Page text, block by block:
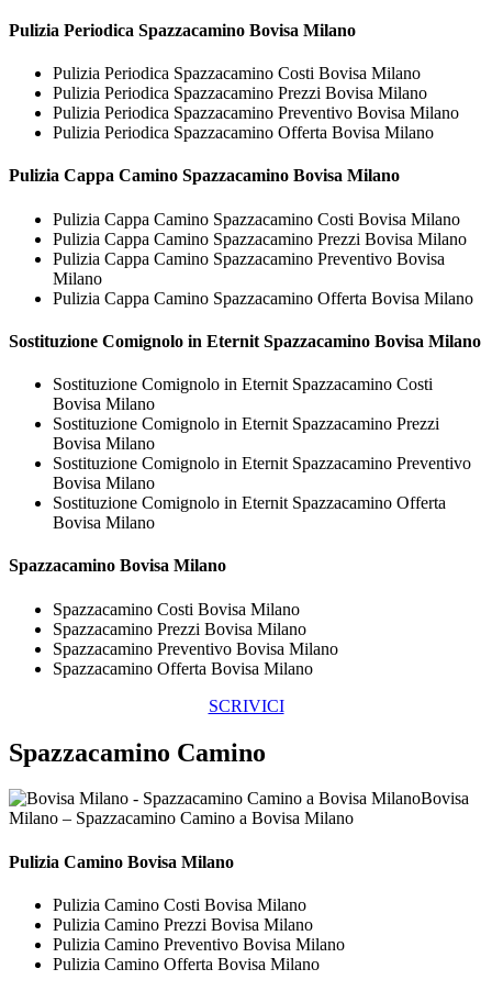
Pulizia Periodica Spazzacamino Bovisa Milano
Pulizia Periodica Spazzacamino Costi Bovisa Milano
Pulizia Periodica Spazzacamino Prezzi Bovisa Milano
Pulizia Periodica Spazzacamino Preventivo Bovisa Milano
Pulizia Periodica Spazzacamino Offerta Bovisa Milano
Pulizia Cappa Camino Spazzacamino Bovisa Milano
Pulizia Cappa Camino Spazzacamino Costi Bovisa Milano
Pulizia Cappa Camino Spazzacamino Prezzi Bovisa Milano
Pulizia Cappa Camino Spazzacamino Preventivo Bovisa
Milano
Pulizia Cappa Camino Spazzacamino Offerta Bovisa Milano
Sostituzione Comignolo in Eternit Spazzacamino Bovisa Milano
Sostituzione Comignolo in Eternit Spazzacamino Costi
Bovisa Milano
Sostituzione Comignolo in Eternit Spazzacamino Prezzi
Bovisa Milano
Sostituzione Comignolo in Eternit Spazzacamino Preventivo
Bovisa Milano
Sostituzione Comignolo in Eternit Spazzacamino Offerta
Bovisa Milano
Spazzacamino Bovisa Milano
Spazzacamino Costi Bovisa Milano
Spazzacamino Prezzi Bovisa Milano
Spazzacamino Preventivo Bovisa Milano
Spazzacamino Offerta Bovisa Milano
SCRIVICI
Spazzacamino Camino
Bovisa
Milano – Spazzacamino Camino a Bovisa Milano
Pulizia Camino Bovisa Milano
Pulizia Camino Costi Bovisa Milano
Pulizia Camino Prezzi Bovisa Milano
Pulizia Camino Preventivo Bovisa Milano
Pulizia Camino Offerta Bovisa Milano